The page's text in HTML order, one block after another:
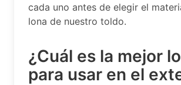
cada uno antes de elegir el
lona de nuestro toldo.
¿Cuál es la mejor
para usar en el